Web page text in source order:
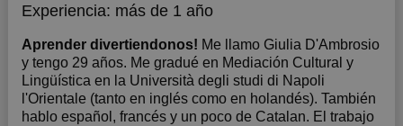
Experiencia: más de 1 año
Aprender divertiendonos! Me llamo Giulia D'Ambrosio
y tengo 29 años. Me gradué en Mediación Cultural y
Lingüística en la Università degli studi di Napoli
l'Orientale (tanto en inglés como en holandés). También
hablo español, francés y un poco de Catalan. El trabajo